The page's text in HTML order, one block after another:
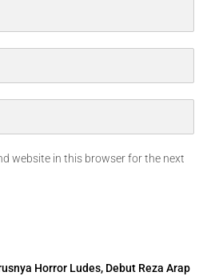
website in this browser for the next
Horror Ludes, Debut Reza Arap